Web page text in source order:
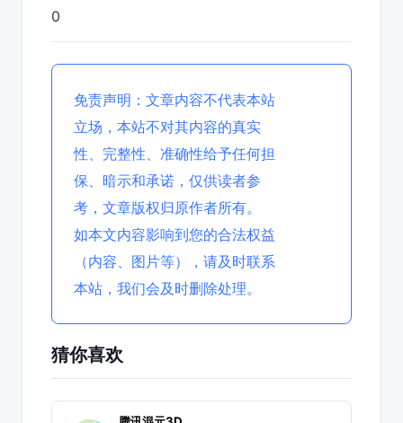
0
免责声明：文章内容不代表本站
立场，本站不对其内容的真实
性、完整性、准确性给予任何担
保、暗示和承诺，仅供读者参
考，文章版权归原作者所有。
如本文内容影响到您的合法权益
（内容、图片等），请及时联系
本站，我们会及时删除处理。
猜你喜欢